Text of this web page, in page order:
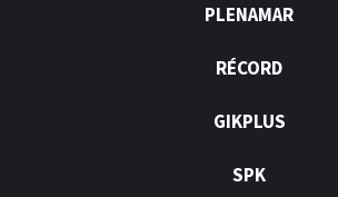
PLENAMAR
RÉCORD
GIKPLUS
SPK